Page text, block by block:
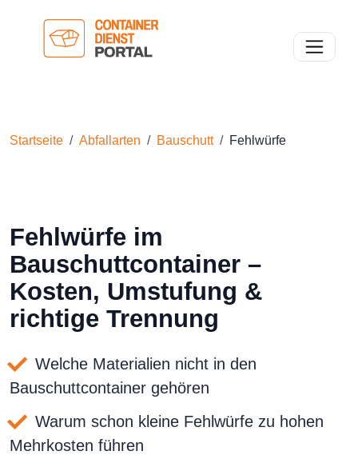
Toggle
Startseite Abfallarten Bauschutt Fehlwürfe
Fehlwürfe im
Bauschuttcontainer –
Kosten, Umstufung &
richtige Trennung
Welche Materialien nicht in den
Bauschuttcontainer gehören
Warum schon kleine Fehlwürfe zu hohen
Mehrkosten führen